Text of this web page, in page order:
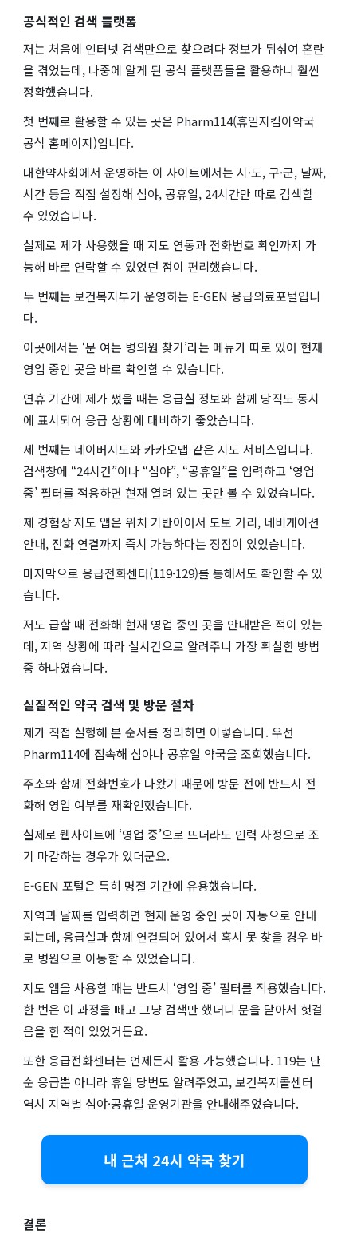
공식적인 검색 플랫폼
저는 처음에 인터넷 검색만으로 찾으려다 정보가 뒤섞여 혼란
을 겪었는데, 나중에 알게 된 공식 플랫폼들을 활용하니 훨씬
정확했습니다.
첫 번째로 활용할 수 있는 곳은 Pharm114(휴일지킴이약국
공식 홈페이지)입니다.
대한약사회에서 운영하는 이 사이트에서는 시·도, 구·군, 날짜,
시간 등을 직접 설정해 심야, 공휴일, 24시간만 따로 검색할
수 있었습니다.
실제로 제가 사용했을 때 지도 연동과 전화번호 확인까지 가
능해 바로 연락할 수 있었던 점이 편리했습니다.
두 번째는 보건복지부가 운영하는 E-GEN 응급의료포털입니
다.
이곳에서는 ‘문 여는 병의원 찾기’라는 메뉴가 따로 있어 현재
영업 중인 곳을 바로 확인할 수 있습니다.
연휴 기간에 제가 썼을 때는 응급실 정보와 함께 당직도 동시
에 표시되어 응급 상황에 대비하기 좋았습니다.
세 번째는 네이버지도와 카카오맵 같은 지도 서비스입니다.
검색창에 “24시간”이나 “심야”, “공휴일”을 입력하고 ‘영업
중’ 필터를 적용하면 현재 열려 있는 곳만 볼 수 있었습니다.
제 경험상 지도 앱은 위치 기반이어서 도보 거리, 네비게이션
안내, 전화 연결까지 즉시 가능하다는 장점이 있었습니다.
마지막으로 응급전화센터(119·129)를 통해서도 확인할 수 있
습니다.
저도 급할 때 전화해 현재 영업 중인 곳을 안내받은 적이 있는
데, 지역 상황에 따라 실시간으로 알려주니 가장 확실한 방법
중 하나였습니다.
실질적인 약국 검색 및 방문 절차
제가 직접 실행해 본 순서를 정리하면 이렇습니다. 우선
Pharm114에 접속해 심야나 공휴일 약국을 조회했습니다.
주소와 함께 전화번호가 나왔기 때문에 방문 전에 반드시 전
화해 영업 여부를 재확인했습니다.
실제로 웹사이트에 ‘영업 중’으로 뜨더라도 인력 사정으로 조
기 마감하는 경우가 있더군요.
E-GEN 포털은 특히 명절 기간에 유용했습니다.
지역과 날짜를 입력하면 현재 운영 중인 곳이 자동으로 안내
되는데, 응급실과 함께 연결되어 있어서 혹시 못 찾을 경우 바
로 병원으로 이동할 수 있었습니다.
지도 앱을 사용할 때는 반드시 ‘영업 중’ 필터를 적용했습니다.
한 번은 이 과정을 빼고 그냥 검색만 했더니 문을 닫아서 헛걸
음을 한 적이 있었거든요.
또한 응급전화센터는 언제든지 활용 가능했습니다. 119는 단
순 응급뿐 아니라 휴일 당번도 알려주었고, 보건복지콜센터
역시 지역별 심야·공휴일 운영기관을 안내해주었습니다.
내 근처 24시 약국 찾기
결론